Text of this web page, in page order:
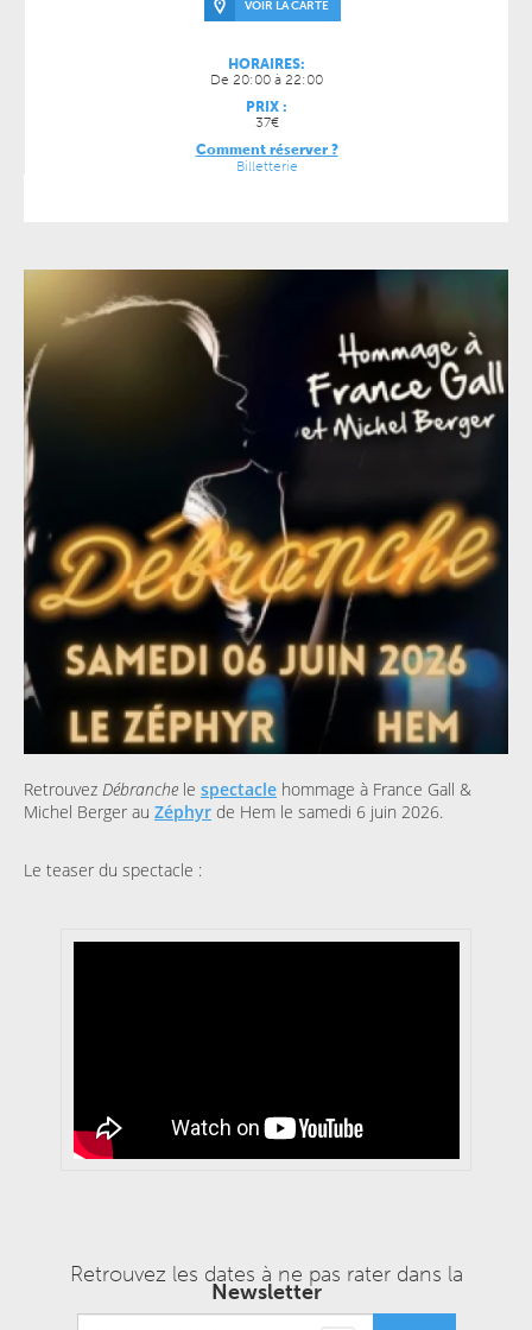
VOIR LA CARTE
HORAIRES:
De 20:00 à 22:00
PRIX :
37€
Comment réserver ?
Billetterie
Retrouvez Débranche le spectacle hommage à France Gall &
Michel Berger au Zéphyr de Hem le samedi 6 juin 2026.
Le teaser du spectacle :
Retrouvez les dates à ne pas rater dans la
Newsletter